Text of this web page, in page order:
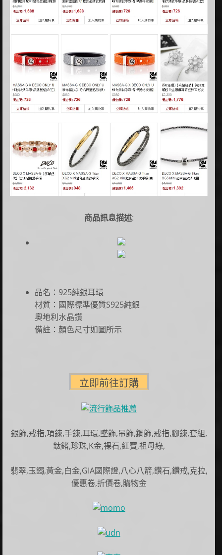
商品訊息描述:
品名：925純銀耳環
材質：國際標準優質S925純銀
奧地利水晶鑽
備註：顏色尺寸如圖所示
銀飾,戒指,項鍊,手鍊,耳環,墜飾,吊飾,鋼飾,戒指,腳鍊,套組,
鈦鍺,珍珠,K金,裸石,紅寶,祖母綠,
翡翠,玉鐲,黃金,白金,GIA國際證,八心八箭,鑽石,鑽戒,克拉,
優惠卷,折價卷,購物金